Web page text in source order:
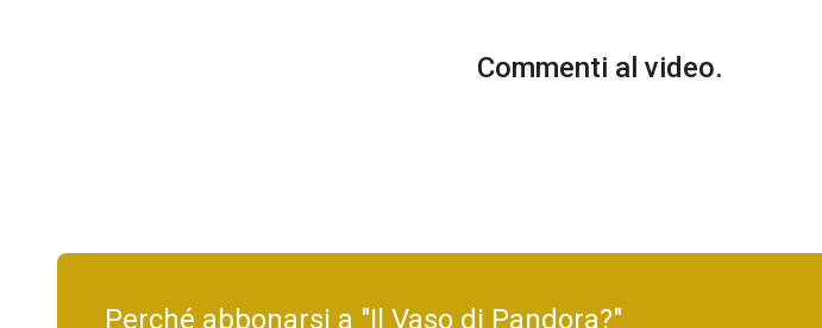
Commenti al video.
Perché abbonarsi a "Il Vaso di Pandora?"